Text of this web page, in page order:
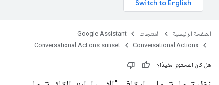
الصفحة الرئيسية المنتجات
Google Assistant
Conversational Actions
Conversational Actions sunset
هل كان المحتوى مفيدًا؟